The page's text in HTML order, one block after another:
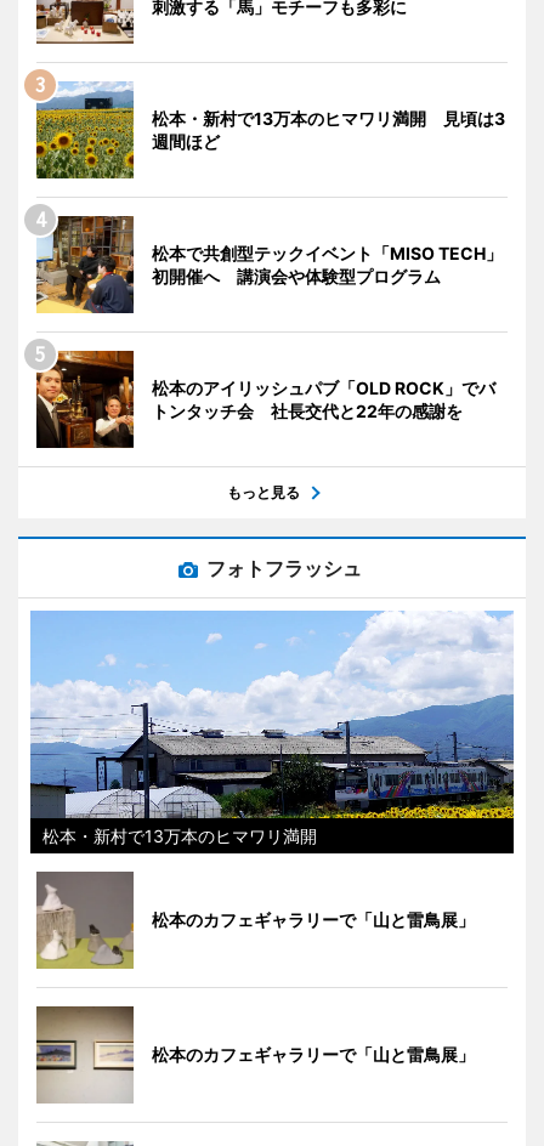
刺激する「馬」モチーフも多彩に
松本・新村で13万本のヒマワリ満開 見頃は3
週間ほど
松本で共創型テックイベント「MISO TECH」
初開催へ 講演会や体験型プログラム
松本のアイリッシュパブ「OLD ROCK」でバ
トンタッチ会 社長交代と22年の感謝を
もっと見る
フォトフラッシュ
松本・新村で13万本のヒマワリ満開
松本のカフェギャラリーで「山と雷鳥展」
松本のカフェギャラリーで「山と雷鳥展」